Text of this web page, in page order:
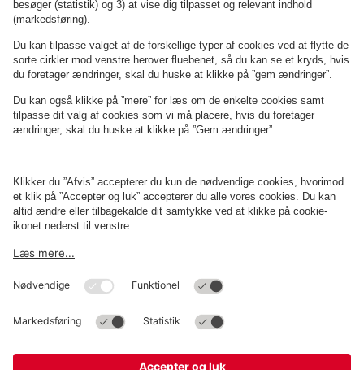
OmQ-Park
Erhverv
Betingelser og politikker